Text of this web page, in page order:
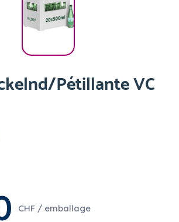
Pétillante VC
CHF / emballage